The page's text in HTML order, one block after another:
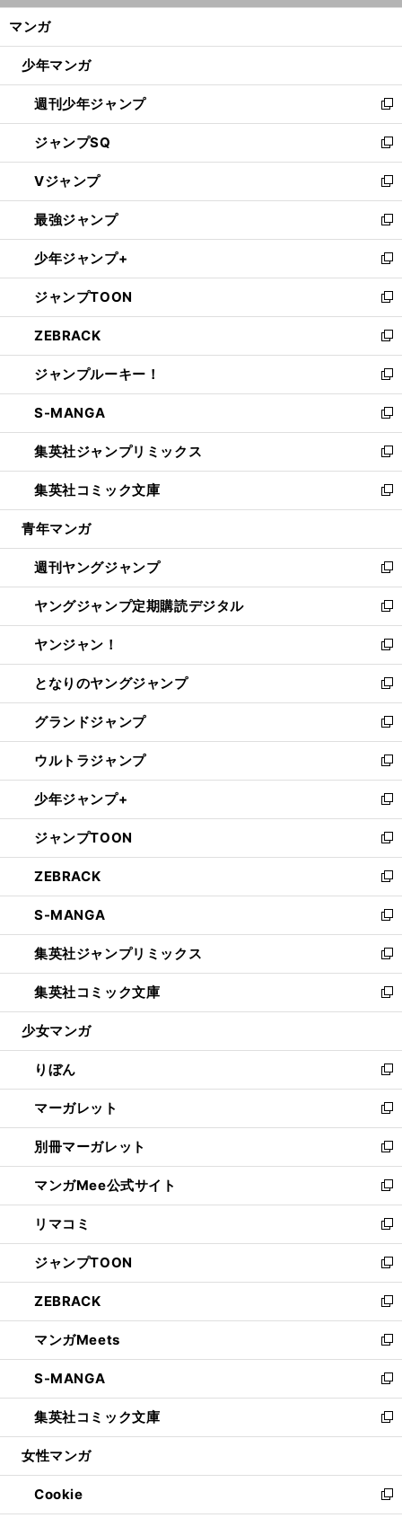
ン
ウ
開
く
マンガ
少年マンガ
週刊少年ジャンプ
新
し
い
ウ
ィ
ン
ド
ウ
で
開
く
ジャンプSQ
新
し
い
ウ
ィ
ン
ド
ウ
で
開
く
Vジャンプ
新
し
い
ウ
ィ
ン
ド
ウ
で
開
く
最強ジャンプ
新
し
い
ウ
ィ
ン
ド
ウ
で
開
く
少年ジャンプ+
新
し
い
ウ
ィ
ン
ド
ウ
で
開
く
ジャンプTOON
新
し
い
ウ
ィ
ン
ド
ウ
で
開
く
ZEBRACK
新
し
い
ウ
ィ
ン
ド
ウ
で
開
ジャンプルーキー！
新
し
い
ウ
ィ
ン
ド
ウ
開
く
S-MANGA
新
し
い
ウ
ィ
ン
ウ
で
開
く
集英社ジャンプリミックス
新
し
い
ウ
ン
ド
ウ
で
開
く
集英社コミック文庫
新
し
ウ
ィ
ン
ド
ウ
で
開
く
青年マンガ
週刊ヤングジャンプ
新
し
い
ウ
ィ
ン
ド
ウ
で
開
く
ヤングジャンプ定期購読デジタル
新
し
い
ウ
ィ
ン
ド
ウ
で
開
く
ヤンジャン！
新
し
い
ウ
ィ
ン
ド
ウ
で
開
く
となりのヤングジャンプ
新
し
い
ウ
ィ
ン
ド
ウ
で
開
く
グランドジャンプ
新
し
い
ウ
ィ
ン
ド
ウ
で
開
く
ウルトラジャンプ
新
し
い
ウ
ィ
ン
ド
ウ
で
開
く
少年ジャンプ+
新
し
い
ウ
ィ
ン
ド
ウ
で
開
く
ジャンプTOON
新
し
い
ウ
ィ
ン
ド
ウ
で
開
ZEBRACK
新
し
い
ウ
ィ
ン
ド
ウ
開
く
S-MANGA
新
し
い
ウ
ィ
ン
ウ
で
開
く
集英社ジャンプリミックス
新
し
い
ウ
ン
ド
ウ
で
開
く
集英社コミック文庫
新
し
ウ
ィ
ン
ド
ウ
で
開
く
少女マンガ
りぼん
新
し
い
ウ
ィ
ン
ド
ウ
で
開
く
マーガレット
新
し
い
ウ
ィ
ン
ド
ウ
で
開
く
別冊マーガレット
新
し
い
ウ
ィ
ン
ド
ウ
で
開
く
マンガMee公式サイト
新
し
い
ウ
ィ
ン
ド
ウ
で
開
く
リマコミ
新
し
い
ウ
ィ
ン
ド
ウ
で
開
く
ジャンプTOON
新
し
い
ウ
ィ
ン
ド
ウ
で
開
ZEBRACK
新
し
い
ウ
ィ
ン
ド
ウ
開
く
マンガMeets
新
し
い
ウ
ィ
ン
ウ
で
開
S-MANGA
新
し
い
ウ
ン
ド
ウ
集英社コミック文庫
新
し
ウ
ィ
女性マンガ
Cookie
新